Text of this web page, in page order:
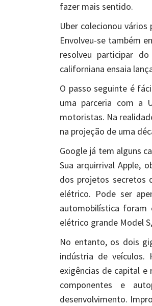
fazer mais sentido.
Uber colecionou
Envolveu-se também
resolveu participar
californiana ensaia
O passo seguinte é
uma parceria com a
motoristas. Na
na projeção de uma
Google já tem alguns
Sua arquirrival Apple,
dos projetos secretos
elétrico. Pode ser
automobilística foram
elétrico grande Model
No entanto, os dois
indústria de veículos.
exigências de capital
componentes e
desenvolvimento.